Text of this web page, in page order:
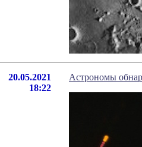
20.05.2021
18:22
Астрономы